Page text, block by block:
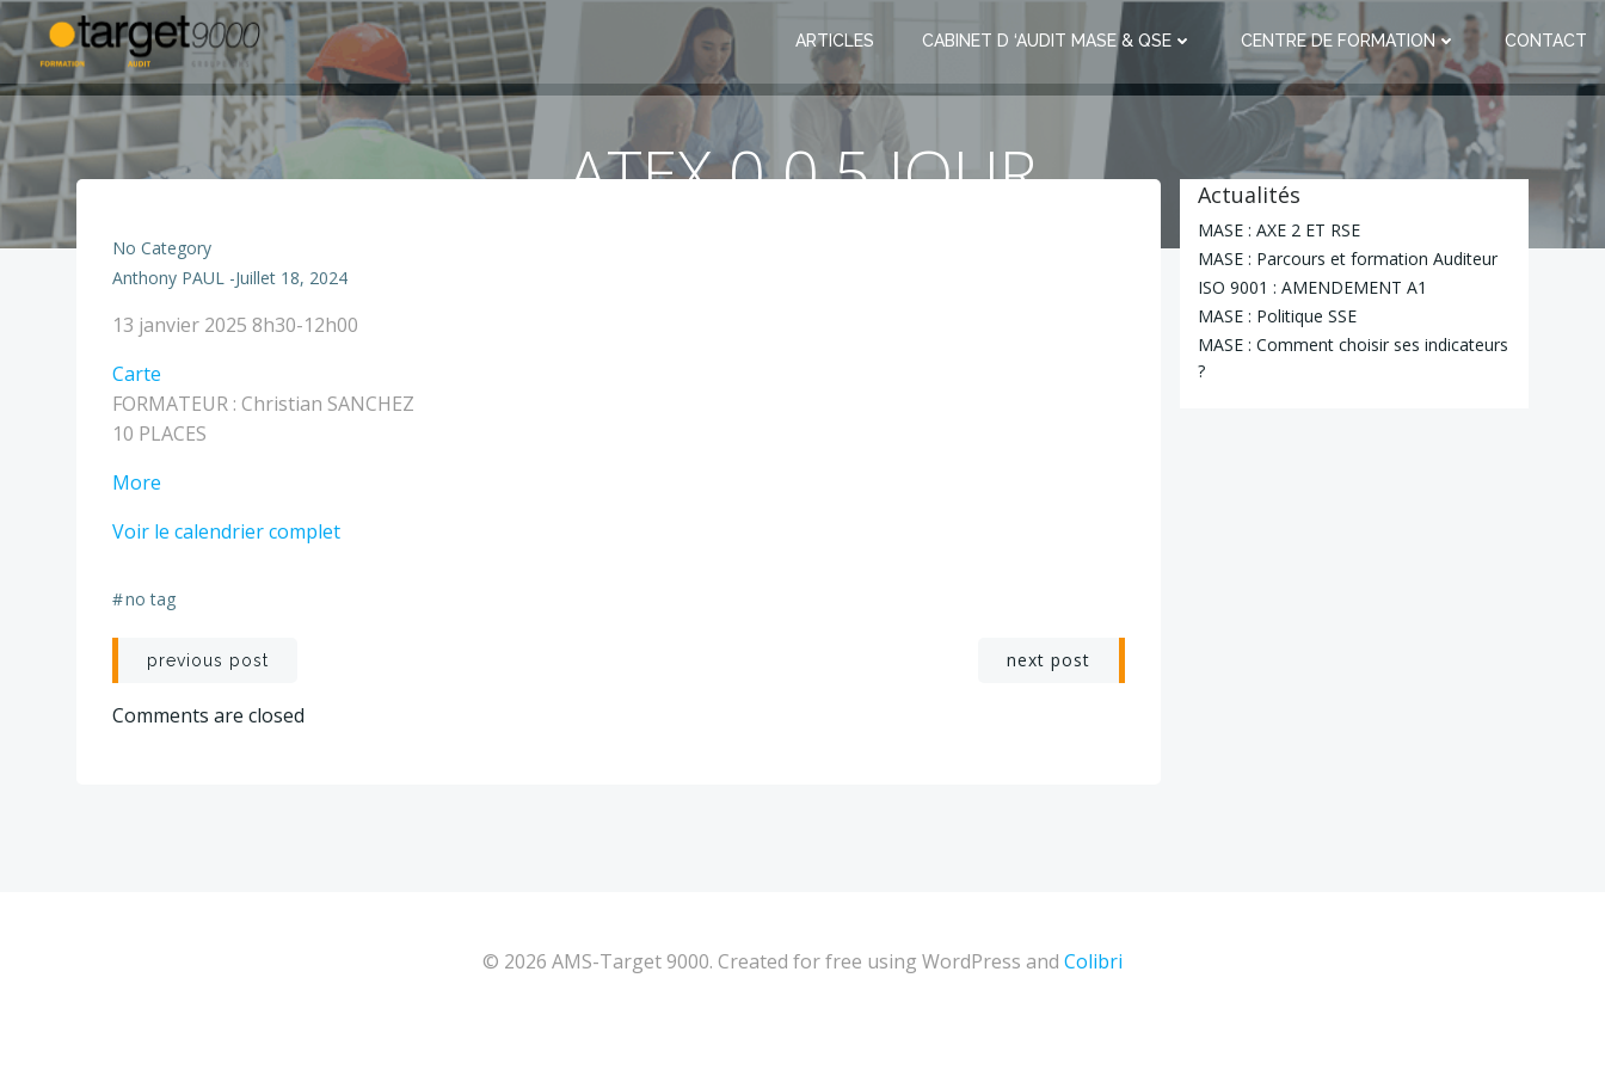
Aller
au
contenu
ARTICLES CABINET D ‘AUDIT MASE & QSE CENTRE DE FORMATION CONTACT
ATEX 0 0,5 JOUR
No Category
Anthony PAUL -Juillet 18, 2024
ATEX
0,5
JOUR
13 janvier 2025 8h30-12h00
Carte
-
Nîmes
FORMATEUR : Christian SANCHEZ
10 PLACES
More
0
JOUR
Voir le calendrier complet
#no tag
Navigation
de
previous post next post
Comments are closed
Actualités
MASE : AXE 2 ET RSE
MASE : Parcours et formation Auditeur
ISO 9001 : AMENDEMENT A1
MASE : Politique SSE
MASE : Comment choisir ses indicateurs
?
© 2026 AMS-Target 9000. Created for free using WordPress and Colibri